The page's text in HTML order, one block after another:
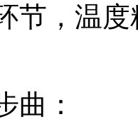
节，温
曲：